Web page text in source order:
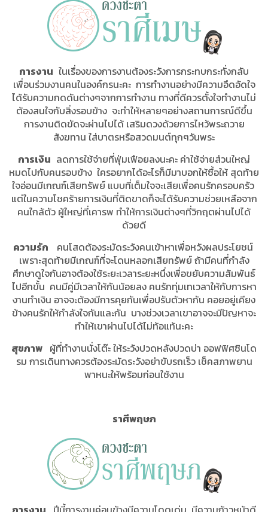
การงาน ในเรื่องของการงานต้องระวังการกระทบกระทั่งกลับ
เพื่อนร่วมงานคนในองค์กรนะคะ การทำงานอย่างมีความอึดอัดใจ
ได้รับความกดดันต่างๆจากการทำงาน ทางที่ดีควรตั้งใจทำงานไม่
ต้องสนใจกับสิ่งรอบข้าง จะทำให้หลายๆอย่างสถานการณ์ดีขึ้น
การงานติดขัดจะผ่านไปได้ เสริมดวงด้วยการไหว้พระถวาย
สังฆทาน ใส่บาตรหรือสวดมนต์ทุกๆวันพระ
การเงิน ลดการใช้จ่ายที่ฟุ่มเฟือยลงนะคะ ค่าใช้จ่ายส่วนใหญ่
หมดไปกับคนรอบข้าง ใครอยากได้อะไรก็มีมาบอกให้ซื้อให้ สุดท้าย
ใจอ่อนมีเกณฑ์เสียทรัพย์ แบบที่เต็มใจจะเสียเพื่อคนรักครอบครัว
แต่ในความโชคร้ายการเงินที่ติดขาดก็จะได้รับความช่วยเหลือจาก
คนใกล้ตัว ผู้ใหญ่ที่เคารพ ทำให้การเงินต่างๆที่วิกฤตผ่านไปได้
ด้วยดี
ความรัก
คนโสดต้องระมัดระวังคนเข้าหาเพื่อหวังผลประโยชน์
เพราะสุดท้ายมีเกณฑ์ที่จะโดนหลอกเสียทรัพย์ ถ้ามีคนที่กำลัง
ศึกษาดูใจกันอาจต้องใช้ระยะเวลาระยะหนึ่งเพื่อขยับความสัมพันธ์
ไปอีกขั้น คนมีคู่มีเวลาให้กันน้อยลง คนรักทุ่มเทเวลาให้กับการหา
งานทำเงิน อาจจะต้องมีการคุยกันเพื่อปรับตัวหากัน คอยอยู่เคียง
ข้างคนรักให้กำลังใจกันและกัน บางช่วงเวลาเขาอาจจะมีปัญหาจะ
ทำให้เขาผ่านไปได้ไม่ท้อแท้นะคะ
สุขภาพ ผู้ที่ทำงานนั่งโต๊ะ ให้ระวังปวดหลังปวดบ่า ออฟฟิศซินโด
รม การเดินทางควรต้องระมัดระวังอย่าขับรถเร็ว เช็คสภาพยาน
พาหนะให้พร้อมก่อนใช้งาน
ราศีพฤษภ